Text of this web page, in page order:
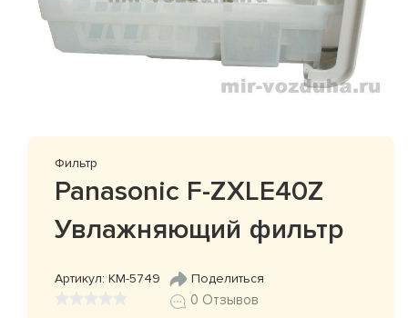
Фильтр
Panasonic F-ZXLE40Z
Увлажняющий фильтр
Артикул: КМ-5749 Поделиться
0 Отзывов